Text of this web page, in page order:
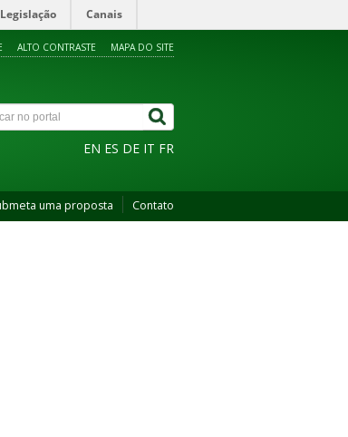
Legislação Canais
ALTO CONTRASTE MAPA DO SITE
EN ES DE IT FR
uma proposta Contato